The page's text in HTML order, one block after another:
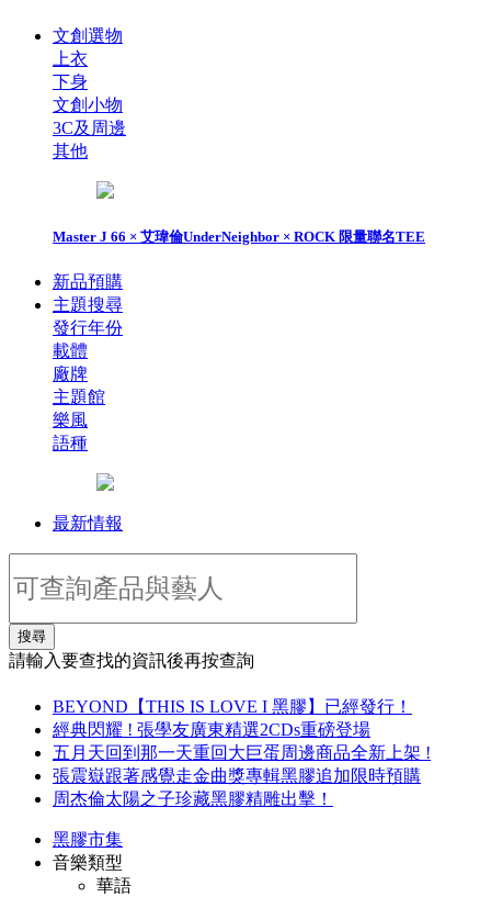
文創選物
上衣
下身
文創小物
3C及周邊
其他
Master J 66 × 艾瑋倫UnderNeighbor × ROCK 限量聯名TEE
新品預購
主題搜尋
發行年份
載體
廠牌
主題館
樂風
語種
最新情報
搜尋
請輸入要查找的資訊後再按查詢
BEYOND【THIS IS LOVE I 黑膠】已經發行！
經典閃耀 ! 張學友廣東精選2CDs重磅登場
五月天回到那一天重回大巨蛋周邊商品全新上架 !
張震嶽跟著感覺走金曲獎專輯黑膠追加限時預購
周杰倫太陽之子珍藏黑膠精雕出擊！
黑膠市集
音樂類型
華語